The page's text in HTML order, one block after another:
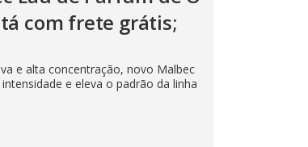
com frete grátis;
e alta concentração, novo Malbec
e eleva o padrão da linha